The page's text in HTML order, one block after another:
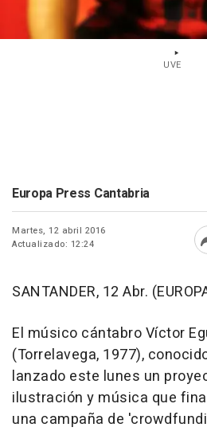
UVE
Europa Press Cantabria
Martes, 12 abril 2016
Actualizado: 12:24
SANTANDER, 12 Abr.
El músico cántabro Víctor
(Torrelavega, 1977),
lanzado este lunes un
ilustración y música que
una campaña de